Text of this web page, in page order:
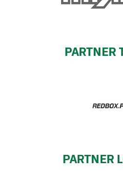
PARTNER
PARTNER